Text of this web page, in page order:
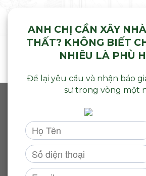
ANH CHỊ CẦN XÂY
THẤT? KHÔNG BIẾT
NHIÊU LÀ PHÙ
Để lại yêu cầu và nhận báo
sư trong vòng một